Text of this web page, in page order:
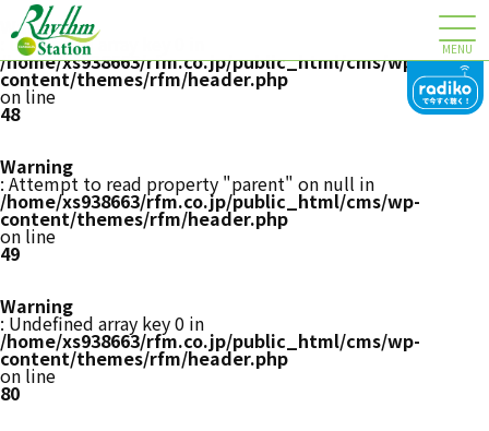
Warning
: Undefined array key 0 in
/home/xs938663/rfm.co.jp/public_html/cms/wp-
content/themes/rfm/header.php
on line
48
Warning
: Attempt to read property "parent" on null in
/home/xs938663/rfm.co.jp/public_html/cms/wp-
content/themes/rfm/header.php
on line
49
Warning
: Undefined array key 0 in
/home/xs938663/rfm.co.jp/public_html/cms/wp-
content/themes/rfm/header.php
on line
80
MENU